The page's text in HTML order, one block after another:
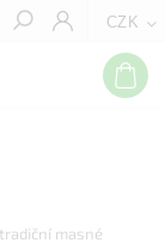
CZK
Hledat
masné